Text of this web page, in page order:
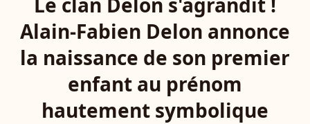
Alain-Fabien Delon annonce
la naissance de son premier
enfant au prénom
hautement symbolique